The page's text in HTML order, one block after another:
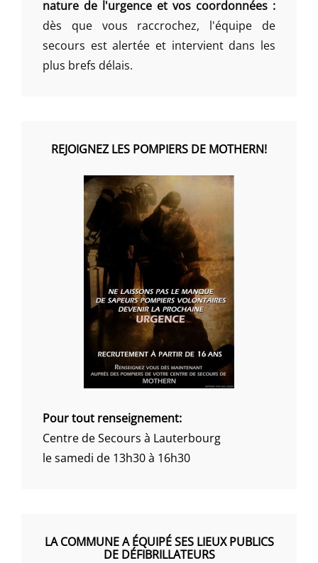
nature de l'urgence et vos coordonnées :
dès que vous raccrochez, l'équipe de
secours est alertée et intervient dans les
plus brefs délais.
REJOIGNEZ LES POMPIERS DE MOTHERN!
Pour tout renseignement:
Centre de Secours à Lauterbourg
le samedi de 13h30 à 16h30
LA COMMUNE A ÉQUIPÉ SES LIEUX PUBLICS
DE DÉFIBRILLATEURS